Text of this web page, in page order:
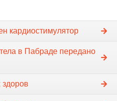
кардиостимулятор
в Пабраде передано